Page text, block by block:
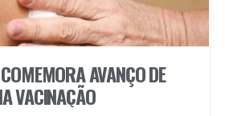
AVANÇO DE
VACINAÇÃO